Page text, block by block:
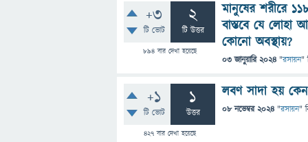
+3
টি ভোট
2
টি উত্তর
894বার দেখা হয়েছে
মানুষের শরীরে
বাস্তবে যে লোহা
কোনো অবস্থায়?
03 জানুয়ারি 2024 "রসায়ন"
+1
টি ভোট
1
উত্তর
427বার দেখা হয়েছে
লবণ সাদা হয়
08 নভেম্বর 2024 "রসায়ন"